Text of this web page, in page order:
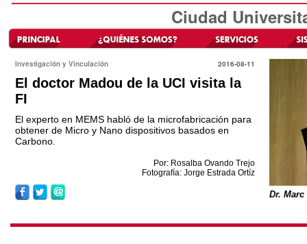
Ciudad
Investigación y Vinculación 2016-08-11
El doctor Madou de la UCI visita la
FI
El experto en MEMS habló de la microfabricación para
obtener de Micro y Nano dispositivos basados en
Carbono.
Por: Rosalba Ovando Trejo
Fotografía: Jorge Estrada Ortíz
Dr. Marc